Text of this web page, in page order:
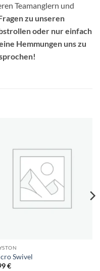
Teamanglern und
zu unseren
oder nur einfach
Hemmungen uns zu
Swivel
€